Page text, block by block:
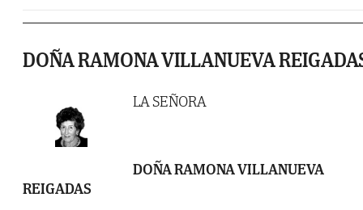
DOÑA RAMONA VILLANUEVA
LA SEÑORA
DOÑA RAMONA VILLANUEVA
REIGADAS